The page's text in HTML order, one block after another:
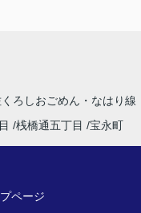
ろしおごめん・なはり線
桟橋通五丁目 宝永町
プページ